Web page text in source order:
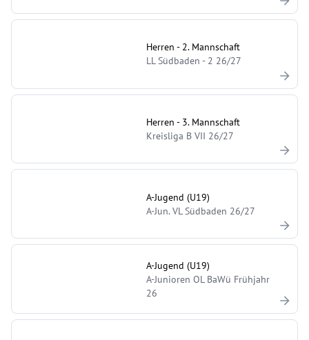
Herren - 2. Mannschaft
LL Südbaden - 2 26/27
Herren - 3. Mannschaft
Kreisliga B VII 26/27
A-Jugend (U19)
A-Jun. VL Südbaden 26/27
A-Jugend (U19)
A-Junioren OL BaWü Frühjahr
26